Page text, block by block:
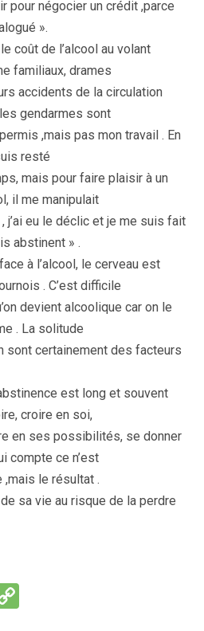
pour négocier un crédit ,parce
».
coût de l’alcool au volant
familiaux, drames
accidents de la circulation
gendarmes sont
,mais pas mon travail . En
resté
mais pour faire plaisir à un
il me manipulait
j’ai eu le déclic et je me suis fait
abstinent » .
à l’alcool, le cerveau est
. C’est difficile
devient alcoolique car on le
. La solitude
sont certainement des facteurs
est long et souvent
croire en soi,
en ses possibilités, se donner
compte ce n’est
,mais le résultat .
sa vie au risque de la perdre